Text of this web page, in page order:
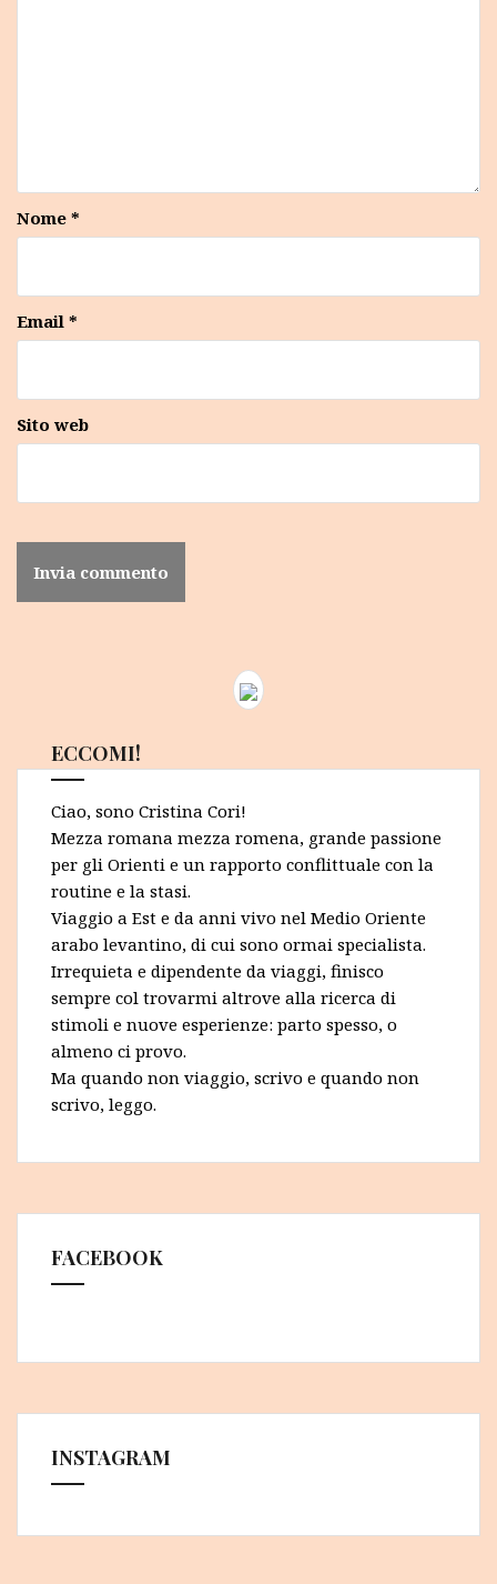
Nome *
Email *
Sito web
ECCOMI!
Ciao, sono Cristina Cori!
Mezza romana mezza romena, grande passione
per gli Orienti e un rapporto conflittuale con la
routine e la stasi.
Viaggio a Est e da anni vivo nel Medio Oriente
arabo levantino, di cui sono ormai specialista.
Irrequieta e dipendente da viaggi, finisco
sempre col trovarmi altrove alla ricerca di
stimoli e nuove esperienze: parto spesso, o
almeno ci provo.
Ma quando non viaggio, scrivo e quando non
scrivo, leggo.
FACEBOOK
INSTAGRAM